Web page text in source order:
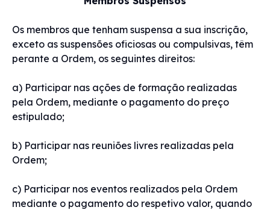
Os membros que tenham suspensa a sua inscrição,
exceto as suspensões oficiosas ou compulsivas, têm
perante a Ordem, os seguintes direitos:
a) Participar nas ações de formação realizadas
pela Ordem, mediante o pagamento do preço
estipulado;
b) Participar nas reuniões livres realizadas pela
Ordem;
c) Participar nos eventos realizados pela Ordem
mediante o pagamento do respetivo valor, quando